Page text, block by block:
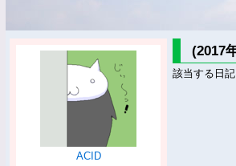
ACID
(2017
該当する日記